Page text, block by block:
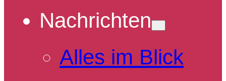
Nachrichten
Alles im Blick